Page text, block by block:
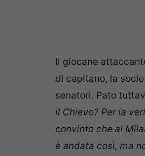
Il giocane
di capitano, la
senatori. Pato
il Chievo? Per la
convinto che al
è andata così, ma